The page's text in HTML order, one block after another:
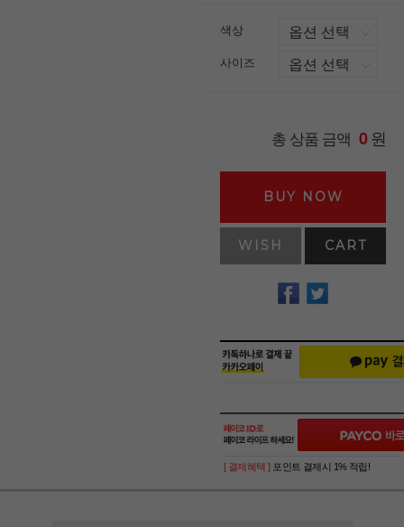
색상
사이즈
총 상품 금액 0원
BUY NOW
WISH CART
[ 결제혜택 ] 포인트 결제시 1% 적립!